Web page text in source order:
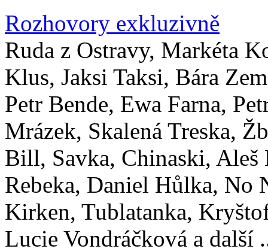
Rozhovory exkluzivně
Ruda z Ostravy, Markéta
Klus, Jaksi Taksi, Bára
Petr Bende, Ewa Farna,
Mrázek, Skalená Treska,
Bill, Savka, Chinaski,
Rebeka, Daniel Hůlka, No
Kirken, Tublatanka,
Lucie Vondráčková a další